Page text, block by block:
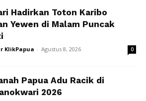
Hadirkan Toton Karibo
Yewen di Malam Puncak
KlikPapua - Agustus 8, 2026 0
Papua Adu Racik di
2026